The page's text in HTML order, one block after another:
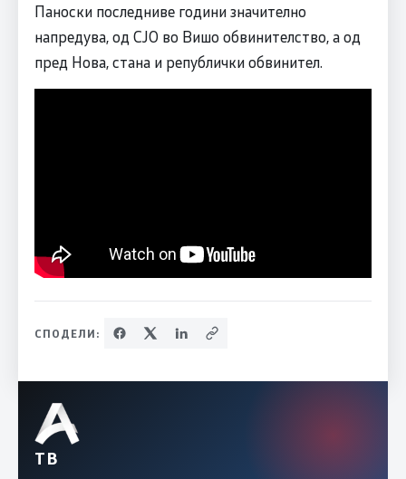
Паноски последниве години значително
напредува, од СЈО во Вишо обвинителство, а од
пред Нова, стана и републички обвинител.
СПОДЕЛИ:
ТВ